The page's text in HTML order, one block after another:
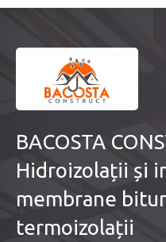
BACOSTA
Hidroizolații și
membrane
termoizolații